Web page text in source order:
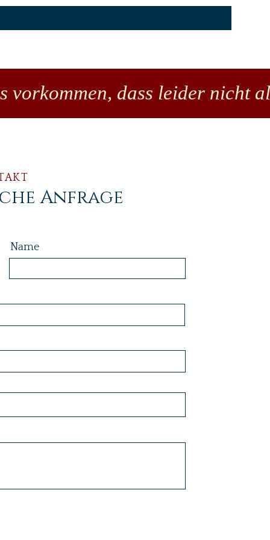
vorkommen, dass leider
Anfrage
Name